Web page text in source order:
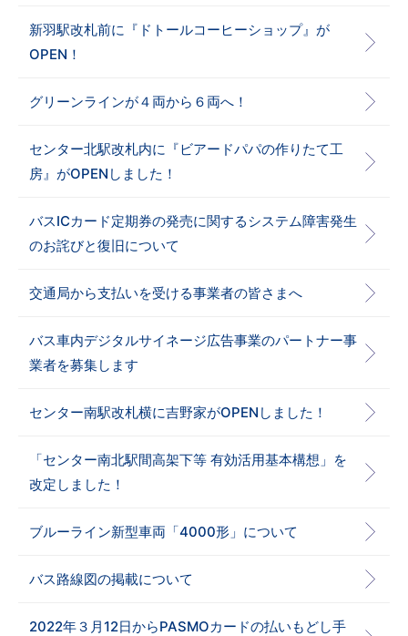
新羽駅改札前に『ドトールコーヒーショップ』が
OPEN！
グリーンラインが４両から６両へ！
センター北駅改札内に『ビアードパパの作りたて工
房』がOPENしました！
バスICカード定期券の発売に関するシステム障害発生
のお詫びと復旧について
交通局から支払いを受ける事業者の皆さまへ
バス車内デジタルサイネージ広告事業のパートナー事
業者を募集します
センター南駅改札横に吉野家がOPENしました！
「センター南北駅間高架下等 有効活用基本構想」を
改定しました！
ブルーライン新型車両「4000形」について
バス路線図の掲載について
2022年３月12日からPASMOカードの払いもどし手